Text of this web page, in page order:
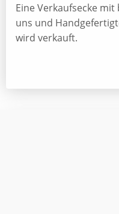
Eine Verkaufsecke
uns und
wird verkauft.